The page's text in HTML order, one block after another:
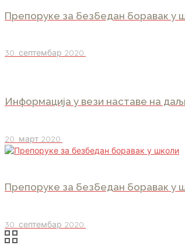
Препоруке за безбедан боравак у
30. септембар 2020.
Информација у вези наставе на
20. март 2020.
Препоруке за безбедан боравак у
30. септембар 2020.